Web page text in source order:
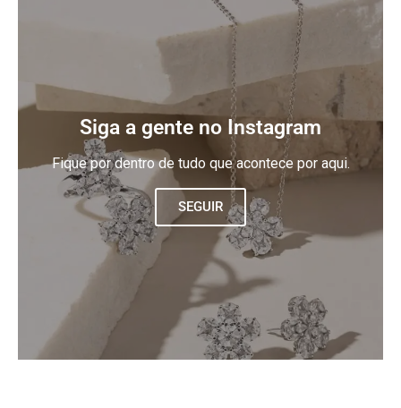
Siga a gente no Instagram
Fique por dentro de tudo que acontece por aqui.
SEGUIR